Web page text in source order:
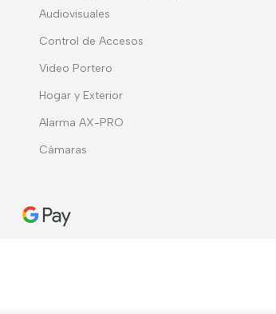
Audiovisuales
Control de Accesos
Video Portero
Hogar y Exterior
Alarma AX-PRO
Cámaras